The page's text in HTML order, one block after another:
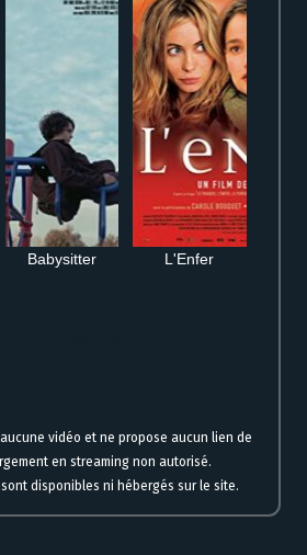
Babysitter L'Enfer
vidéo et ne propose aucun lien de
en streaming non autorisé.
disponibles ni hébergés sur le site.